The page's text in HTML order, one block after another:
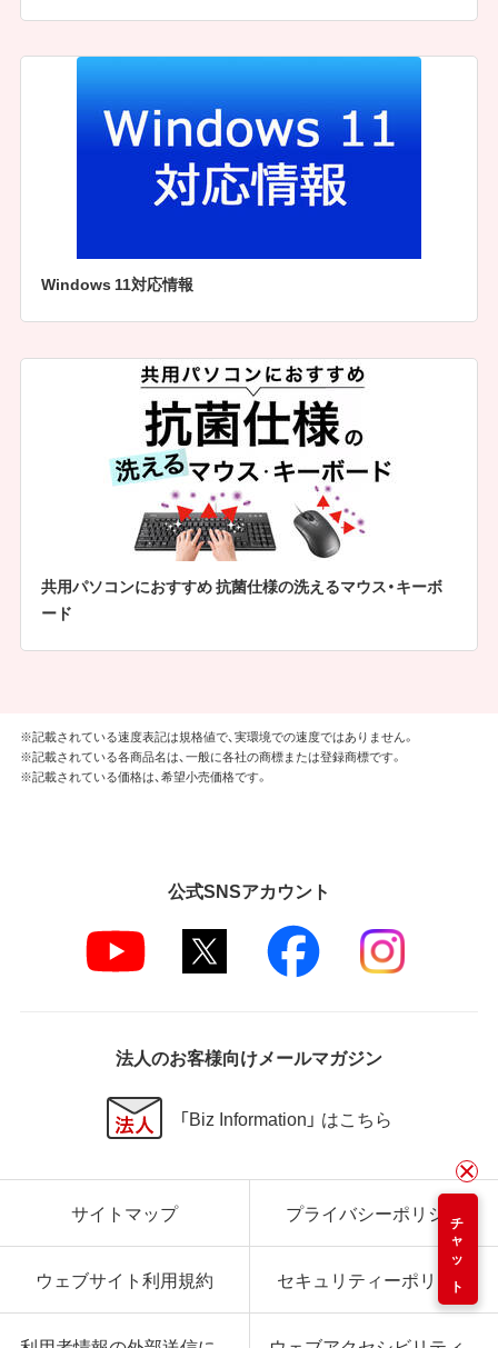
Windows 11対応情報
共用パソコンにおすすめ 抗菌仕様の洗えるマウス・キーボ
ード
チャット
※記載されている速度表記は規格値で、実環境での速度ではありません。
※記載されている各商品名は、一般に各社の商標または登録商標です。
※記載されている価格は、希望小売価格です。
公式SNSアカウント
法人のお客様向けメールマガジン
「Biz Information」 はこちら
サイトマップ プライバシーポリシー
ウェブサイト利用規約 セキュリティーポリシー